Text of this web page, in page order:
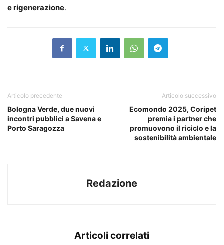
e rigenerazione.
Articolo precedente
Bologna Verde, due nuovi
incontri pubblici a Savena e
Porto Saragozza
Articolo successivo
Ecomondo 2025, Coripet
premia i partner che
promuovono il riciclo e la
sostenibilità ambientale
Redazione
Articoli correlati